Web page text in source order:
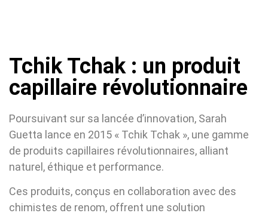
Tchik Tchak : un produit
capillaire révolutionnaire
Poursuivant sur sa lancée d’innovation, Sarah
Guetta lance en 2015 « Tchik Tchak », une gamme
de produits capillaires révolutionnaires, alliant
naturel, éthique et performance.
Ces produits, conçus en collaboration avec des
chimistes de renom, offrent une solution